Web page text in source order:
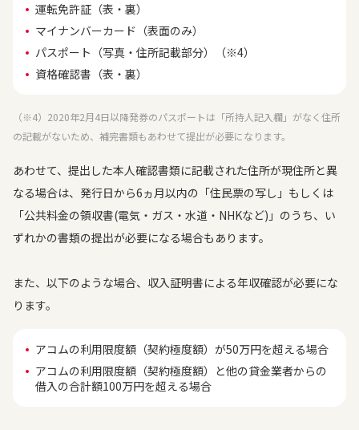
運転免許証（表・裏）
マイナンバーカード（表面のみ）
パスポート（写真・住所記載部分）（※4）
資格確認書（表・裏）
（※4）2020年2月4日以降発券のパスポートは「所持人記入欄」がなく住所
の記載がないため、補完書類もあわせて提出が必要になります。
あわせて、提出した本人確認書類に記載された住所が現住所と異
なる場合は、発行日から6ヵ月以内の「住民票の写し」もしくは
「公共料金の領収書(電気・ガス・水道・NHKなど)」のうち、い
ずれかの書類の提出が必要になる場合もあります。
また、以下のような場合、収入証明書による年収確認が必要にな
ります。
アコムの利用限度額（契約極度額）が50万円を超える場合
アコムの利用限度額（契約極度額）と他の貸金業者からの
借入の合計額100万円を超える場合